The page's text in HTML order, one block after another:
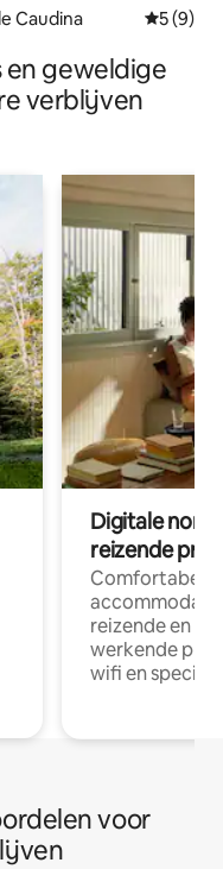
Caudina
5 (9)
geweldige
verblijven
Digitale
reizende
Comfortabele
reizende en
werkende
wifi en
voor